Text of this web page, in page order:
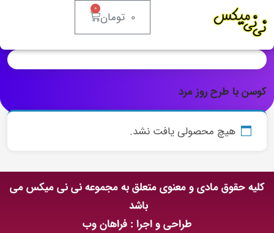
۰ تومان ۰
کوسن با طرح روز مرد
هیچ محصولی یافت نشد.
کلیه حقوق مادی و معنوی متعلق به مجموعه نی نی میکس می
باشد
طراحی و اجرا : فراهان وب